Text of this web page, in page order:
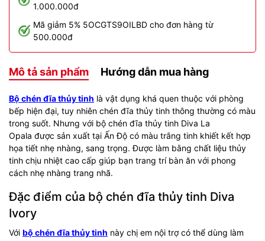
1.000.000đ
Mã giảm 5% 5OCGTS9OILBD cho đơn hàng từ
500.000đ
Mô tả sản phẩm Hướng dẫn mua hàng
Bộ chén đĩa thủy tinh là vật dụng khá quen thuộc với phòng
bếp hiện đại, tuy nhiên chén đĩa thủy tinh thông thường có màu
trong suốt. Nhưng với bộ chén đĩa thủy tinh Diva La
Opala được sản xuất tại Ấn Độ có màu trắng tinh khiết kết hợp
họa tiết nhẹ nhàng, sang trọng. Được làm bằng chất liệu thủy
tinh chịu nhiệt cao cấp giúp bạn trang trí bàn ăn với phong
cách nhẹ nhàng trang nhã.
Đặc điểm của bộ chén đĩa thủy tinh Diva
Ivory
Với bộ chén đĩa thủy tinh này chị em nội trợ có thể dùng làm